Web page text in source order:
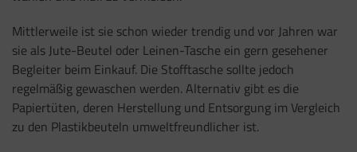
Mittlerweile ist sie schon wieder trendig und vor Jahren war
sie als Jute-Beutel oder Leinen-Tasche ein gern gesehener
Begleiter beim Einkauf. Die Stofftasche sollte jedoch
regelmäßig gewaschen werden. Alternativ gibt es die
Papiertüten, deren Herstellung und Entsorgung im Vergleich
zu den Plastikbeuteln umweltfreundlicher ist.